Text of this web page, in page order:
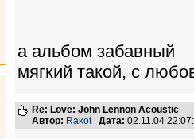
а альбом забавный
мягкий такой, с
Re: Love: John Lennon Acoustic
Автор: Rakot Дата: 02.11.04